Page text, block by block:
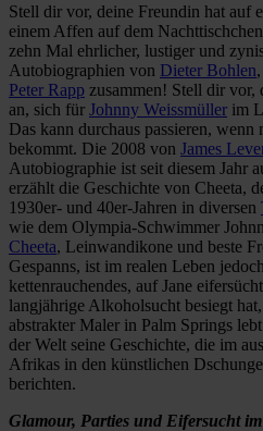
Stell dir vor, deine Freundin hat auf
einem Affen auf dem
zehn Mal ehrlicher, lustiger und
Autobiographien von Dieter Bohlen,
Peter Rapp zusammen! Stell dir vor,
an, sich für Johnny Weissmüller im
Das kann durchaus passieren,
bekommt. Die 2008 von James
Autobiographie ist seit diesem Jahr
erzählt die Geschichte von Cheeta,
1930er- und 40er-Jahren in diversen
wie dem Olympia-Schwimmer
Cheeta, Leinwandikone und beste
Gespanns, ist im realen Leben
kettenrauchendes, auf Jane
langjährige Alkoholsucht besiegt
abstrakter Maler in Palm Springs
der Welt seine Geschichte, die im
Afrikas in den künstlichen
berichten.
Glamour, Parties und Eifersucht